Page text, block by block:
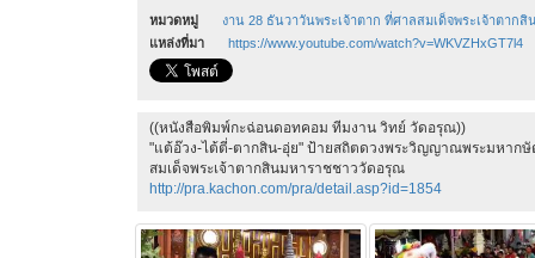
หมวดหมู่
งาน 28 ธันวาวันพระเจ้าตาก ที่ศาลสมเด็จพระเจ้าตาก
แหล่งที่มา
https://www.youtube.com/watch?v=WKVZHxGT7l4
((หนังสือพิมพ์กะฉ่อนดอทคอม ทีมงาน วิทย์ วัดอรุณ))
"แต้อ๊วง-ไต้ตี่-ตากสิน-อุ่ย" ป้ายสถิตดวงพระวิญญาณพระมหาก
สมเด็จพระเจ้าตากสินมหาราชชาววัดอรุณ
http://pra.kachon.com/pra/detail.asp?id=1854